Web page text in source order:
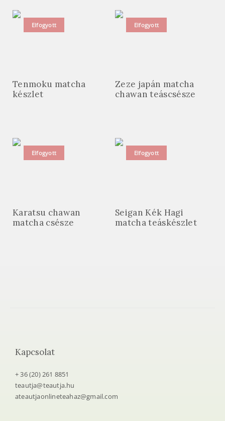
Elfogyott
Tenmoku matcha
készlet
Elfogyott
Zeze japán matcha
chawan teáscsésze
Elfogyott
Karatsu chawan
matcha csésze
Elfogyott
Seigan Kék Hagi
matcha teáskészlet
Kapcsolat
+ 36 (20) 261 8851
teautja@teautja.hu
ateautjaonlineteahaz@gmail.com